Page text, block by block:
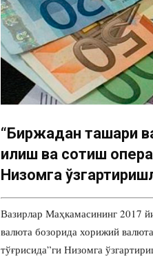
“Биржадан ташқари
қилиш ва сотиш
Низомга
Вазирлар Маҳкамасининг 2017
валюта бозорида хорижий
тўғрисида”ги Низомга